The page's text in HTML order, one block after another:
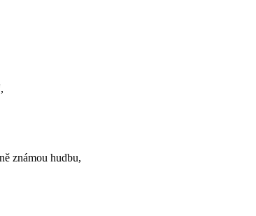
známou hudbu,